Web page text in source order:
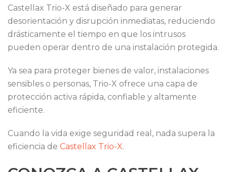
Castellax Trio-X está diseñado para generar
desorientación y disrupción inmediatas, reduciendo
drásticamente el tiempo en que los intrusos
pueden operar dentro de una instalación protegida.
Ya sea para proteger bienes de valor, instalaciones
sensibles o personas, Trio-X ofrece una capa de
protección activa rápida, confiable y altamente
eficiente.
Cuando la vida exige seguridad real, nada supera la
eficiencia de Castellax Trio-X.